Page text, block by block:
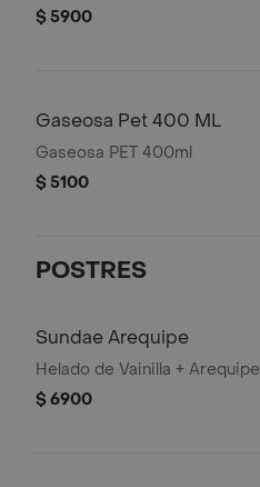
$ 5900
Gaseosa Pet 400 ML
Gaseosa PET 400ml
$ 5100
POSTRES
Sundae Arequipe
Helado de Vainilla + Arequipe
$ 6900